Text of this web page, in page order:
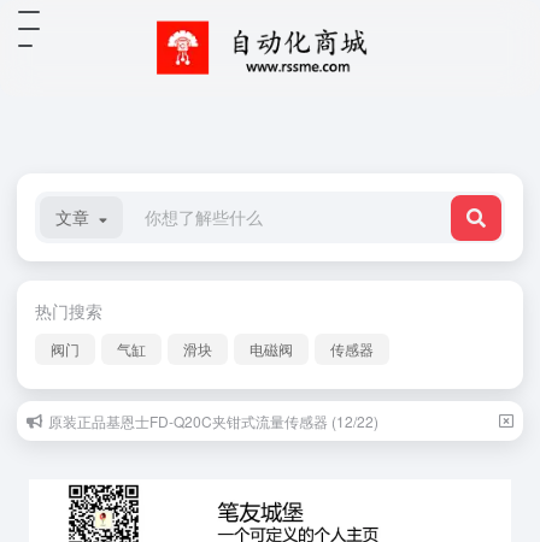
文章
热门搜索
阀门 气缸 滑块 电磁阀 传感器
原装正品基恩士FD-Q20C夹钳式流量传感器 (12/22)